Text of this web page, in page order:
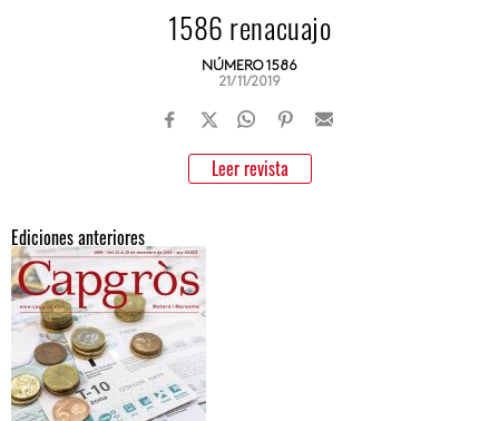
1586 renacuajo
NÚMERO 1586
21/11/2019
Leer revista
Ediciones anteriores